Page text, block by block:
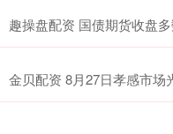
趣操盘配资 国债期货收盘
金贝配资 8月27日孝感市场